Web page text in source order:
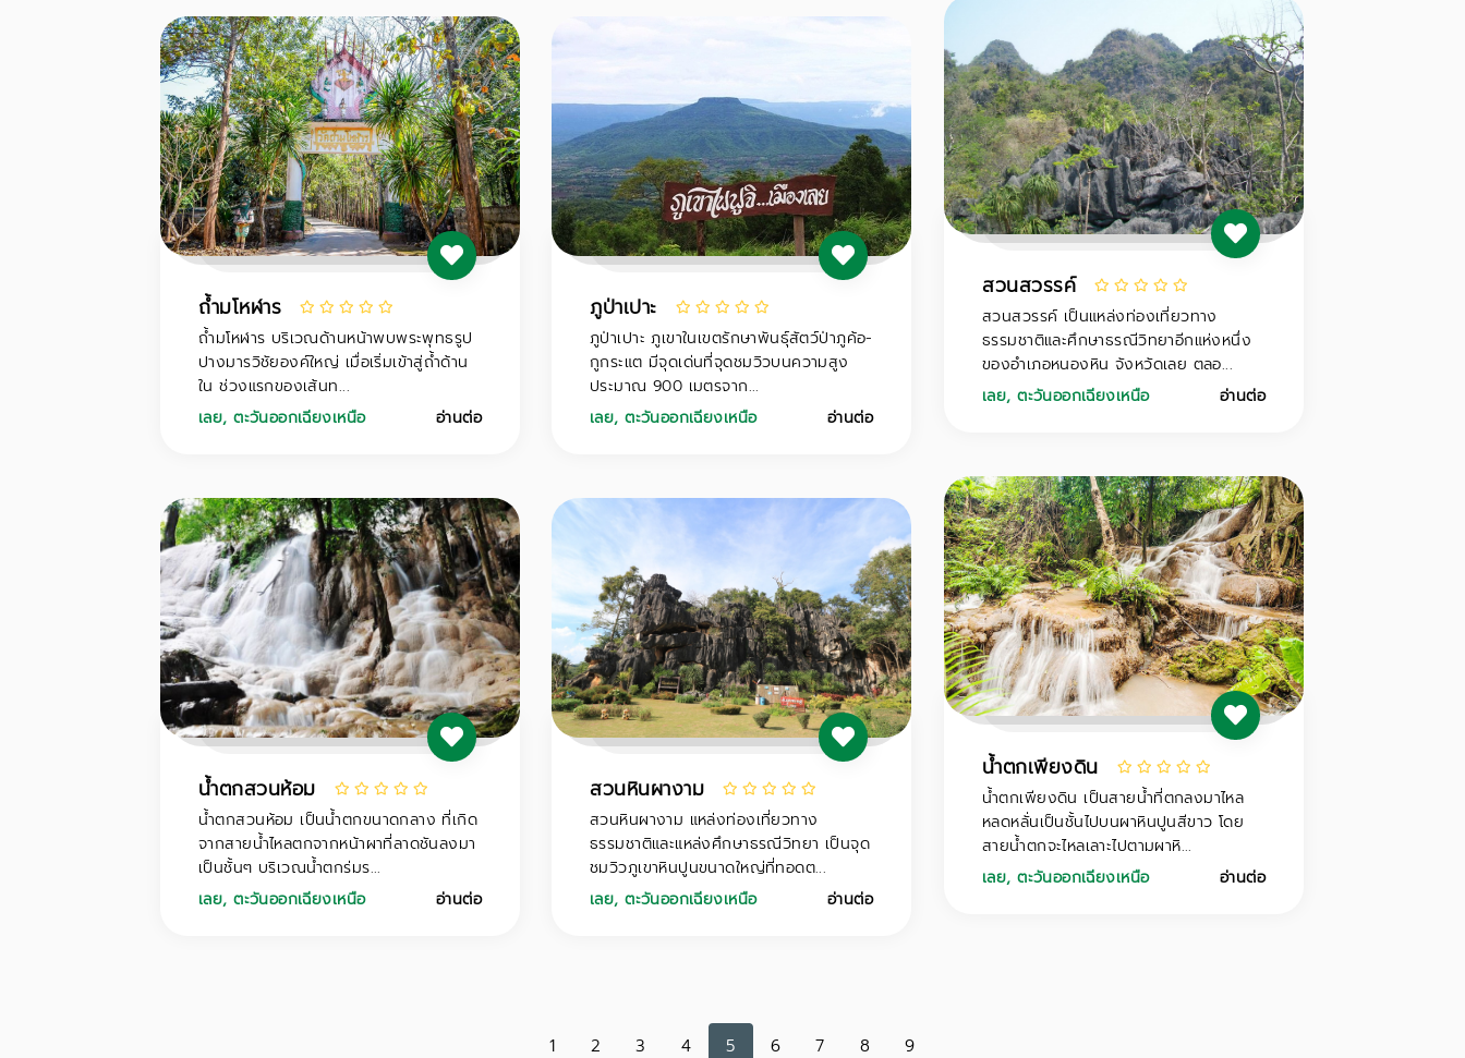
สวนสวรรค์
สวนสวรรค์ เป็นแหล่งท่องเที่ยวทาง
ธรรมชาติและศึกษาธรณีวิทยาอีกแห่งหนึ่ง
ของอำเภอหนองหิน จังหวัดเลย ตลอ...
เลย,ตะวันออกเฉียงเหนือ อ่านต่อ
ถํ้ามโหฬาร
ถํ้ามโหฬาร บริเวณด้านหน้าพบพระพุทธรูป
ปางมารวิชัยองค์ใหญ่ เมื่อเริ่มเข้าสู่ถ้ำด้าน
ใน ช่วงแรกของเส้นท...
เลย,ตะวันออกเฉียงเหนือ อ่านต่อ
ภูป่าเปาะ
ภูป่าเปาะ ภูเขาในเขตรักษาพันธุ์สัตว์ป่าภูค้อ-
กูกระแต มีจุดเด่นที่จุดชมวิวบนความสูง
ประมาณ 900 เมตรจาก...
เลย,ตะวันออกเฉียงเหนือ อ่านต่อ
น้ำตกเพียงดิน
น้ำตกเพียงดิน เป็นสายน้ำที่ตกลงมาไหล
หลดหลั่นเป็นชั้นไปบนผาหินปูนสีขาว โดย
สายน้ำตกจะไหลเลาะไปตามผาหิ...
เลย,ตะวันออกเฉียงเหนือ อ่านต่อ
น้ำตกสวนห้อม
น้ำตกสวนห้อม เป็นน้ำตกขนาดกลาง ที่เกิด
จากสายน้ำไหลตกจากหน้าผาที่ลาดชันลงมา
เป็นชั้นๆ บริเวณน้ำตกร่มร...
เลย,ตะวันออกเฉียงเหนือ อ่านต่อ
สวนหินผางาม
สวนหินผางาม แหล่งท่องเที่ยวทาง
ธรรมชาติและแหล่งศึกษาธรณีวิทยา เป็นจุด
ชมวิวภูเขาหินปูนขนาดใหญ่ที่ทอดต...
เลย,ตะวันออกเฉียงเหนือ อ่านต่อ
1 2 3 4 5 6 7 8 9